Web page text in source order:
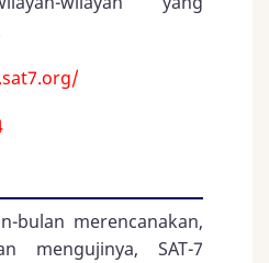
bulan merencanakan,
mengujinya, SAT-7